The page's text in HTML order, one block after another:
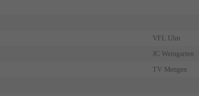
VFL Ulm
JC Weingarten
TV Mengen